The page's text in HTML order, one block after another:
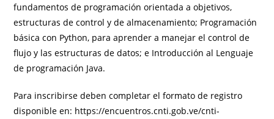
fundamentos de programación orientada a objetivos,
estructuras de control y de almacenamiento; Programación
básica con Python, para aprender a manejar el control de
flujo y las estructuras de datos; e Introducción al Lenguaje
de programación Java.
Para inscribirse deben completar el formato de registro
disponible en: https://encuentros.cnti.gob.ve/cnti-